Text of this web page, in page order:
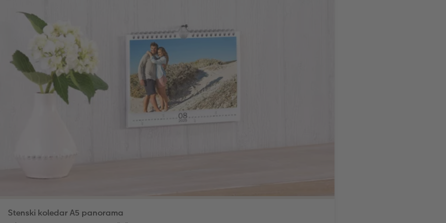
Stenski koledar A5 panorama